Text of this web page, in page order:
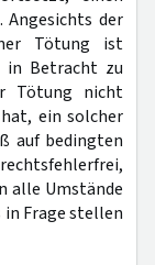
der
Tötung ist
in Betracht zu
Tötung nicht
ein solcher
auf bedingten
alle Umstände
in Frage stellen